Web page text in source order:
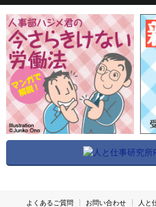
よくあるご質問 お問い合わせ 人と